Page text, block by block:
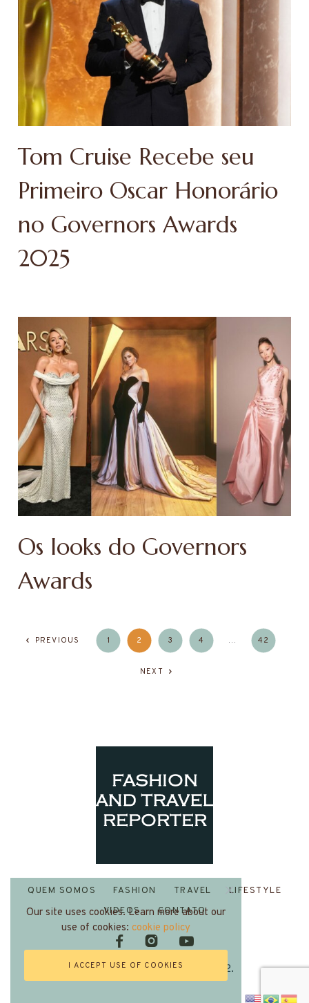
Tom Cruise Recebe seu
Primeiro Oscar Honorário
no Governors Awards
2025
Os looks do Governors
Awards
PREVIOUS 1 2 3 4 … 42
NEXT
Fashion and Travel Reporter 2022.
QUEM SOMOS FASHION TRAVEL
LIFESTYLE
VIDEOS
CONTATO
Our site uses cookies. Learn more about our
use of cookies: cookie policy
I ACCEPT USE OF COOKIES